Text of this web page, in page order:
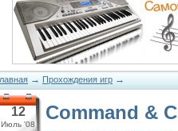
→ Прохождения игр →
12
Июль '08
Command &